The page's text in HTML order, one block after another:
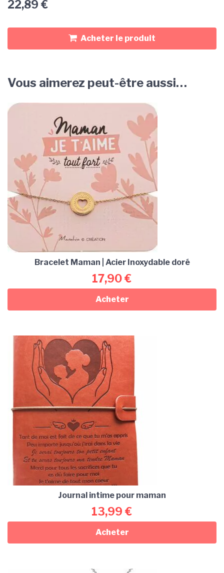
22,89 €
Acheter le produit
Vous aimerez peut-être aussi…
Bracelet Maman | Acier Inoxydable doré
17,90€
Acheter
Journal intime pour maman
13,99 €
Acheter